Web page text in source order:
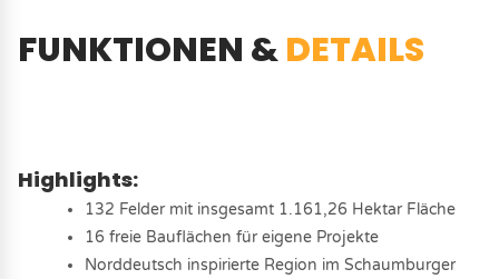
FUNKTIONEN &DETAILS
Highlights:
132 Felder mit insgesamt 1.161,26 Hektar Fläche
16 freie Bauflächen für eigene Projekte
Norddeutsch inspirierte Region im Schaumburger